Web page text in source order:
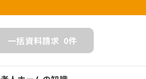
一括資料請求 0件